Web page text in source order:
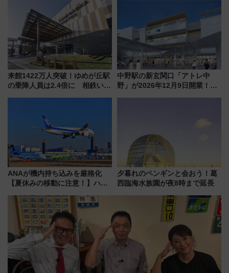
暇村のお得な日帰りプランも登
来館1422万人突破！ゆめが丘駅
の乗降人員は2.4倍に 相鉄いず
マンが登場
中野駅の新玄関口「アトレ中
野」が2026年12月9日開業！新
ANAが機内持ち込みを厳格化
【夏休みの移動に注意！】ハン
「身の回り品」新サイズ制限
(40×30×20cm)おさらい
夕暮れのペンギンと会おう！葛
西臨海水族園が夜8時まで延長